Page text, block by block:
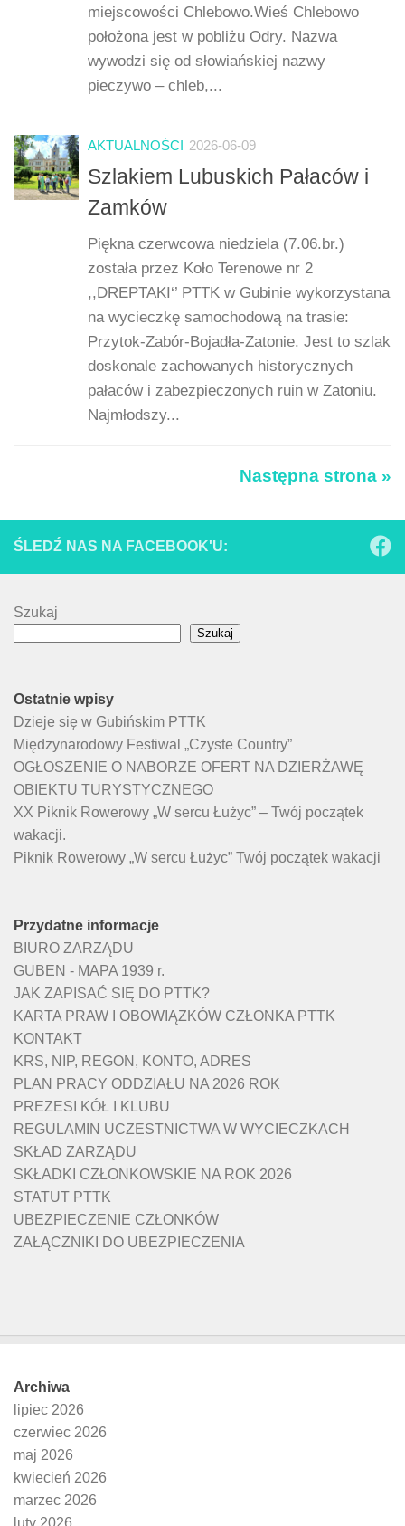
miejscowości Chlebowo.Wieś Chlebowo
położona jest w pobliżu Odry. Nazwa
wywodzi się od słowiańskiej nazwy
pieczywo – chleb,...
AKTUALNOŚCI 2026-06-09
Szlakiem Lubuskich Pałaców i
Zamków
Piękna czerwcowa niedziela (7.06.br.)
została przez Koło Terenowe nr 2
,,DREPTAKI‘’ PTTK w Gubinie wykorzystana
na wycieczkę samochodową na trasie:
Przytok-Zabór-Bojadła-Zatonie. Jest to szlak
doskonale zachowanych historycznych
pałaców i zabezpieczonych ruin w Zatoniu.
Najmłodszy...
Następna strona »
ŚLEDŹ NAS NA FACEBOOK'U:
Szukaj
Szukaj
Ostatnie wpisy
Dzieje się w Gubińskim PTTK
Międzynarodowy Festiwal „Czyste Country”
OGŁOSZENIE O NABORZE OFERT NA DZIERŻAWĘ
OBIEKTU TURYSTYCZNEGO
XX Piknik Rowerowy „W sercu Łużyc” – Twój początek
wakacji.
Piknik Rowerowy „W sercu Łużyc” Twój początek wakacji
Przydatne informacje
BIURO ZARZĄDU
GUBEN - MAPA 1939 r.
JAK ZAPISAĆ SIĘ DO PTTK?
KARTA PRAW I OBOWIĄZKÓW CZŁONKA PTTK
KONTAKT
KRS, NIP, REGON, KONTO, ADRES
PLAN PRACY ODDZIAŁU NA 2026 ROK
PREZESI KÓŁ I KLUBU
REGULAMIN UCZESTNICTWA W WYCIECZKACH
SKŁAD ZARZĄDU
SKŁADKI CZŁONKOWSKIE NA ROK 2026
STATUT PTTK
UBEZPIECZENIE CZŁONKÓW
ZAŁĄCZNIKI DO UBEZPIECZENIA
Archiwa
lipiec 2026
czerwiec 2026
maj 2026
kwiecień 2026
marzec 2026